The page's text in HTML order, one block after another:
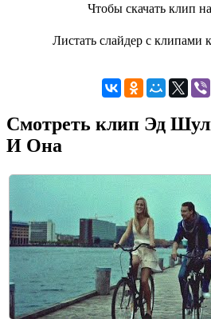
Чтобы скачать клип
Листать слайдер с клипами
Смотреть клип Эд
И Она